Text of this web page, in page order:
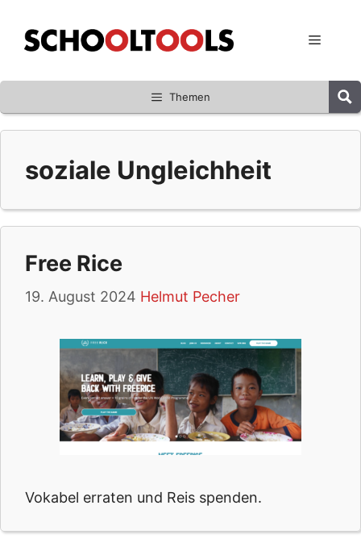
Inhalt
springen
Menü
Themen
soziale Ungleichheit
Free Rice
19. August 2024 Helmut Pecher
Vokabel erraten und Reis spenden.